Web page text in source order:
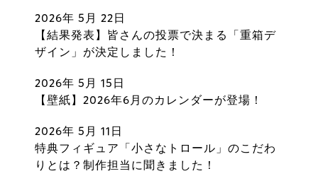
2026年 5月 22日
【結果発表】皆さんの投票で決まる「重箱デ
ザイン」が決定しました！
2026年 5月 15日
【壁紙】2026年6月のカレンダーが登場！
2026年 5月 11日
特典フィギュア「小さなトロール」のこだわ
りとは？制作担当に聞きました！